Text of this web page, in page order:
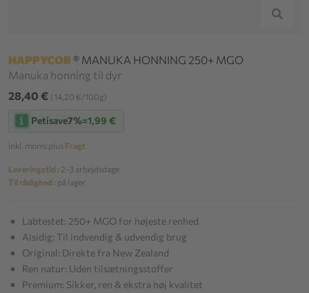
HAPPYCOR ® MANUKA HONNING 250+ MGO
Manuka honning til dyr
28,40 € (14,20 €/100g)
Petisave7%=1,99 €
inkl. moms plus Fragt
Leveringstid : 2-3 arbejdsdage
Til rådighed : på lager
Labtestet: 250+ MGO for højeste renhed
Alsidig: Til indvendig & udvendig brug
Original: Direkte fra New Zealand
Ren natur: Uden tilsætningsstoffer
Premium: Sikker, ren & ekstra høj kvalitet